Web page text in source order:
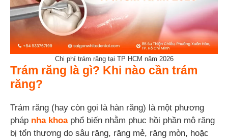
Chi phí trám răng tại TP HCM năm 2026
Trám răng là gì? Khi nào cần trám
răng?
Trám răng (hay còn gọi là hàn răng) là một phương
pháp nha khoaphổ biến nhằm phục hồi phần mô răng
bị tổn thương do sâu răng, răng mẻ, răng mòn, hoặc